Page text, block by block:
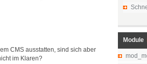
Module
CMS ausstatten, sind sich aber
im Klaren?